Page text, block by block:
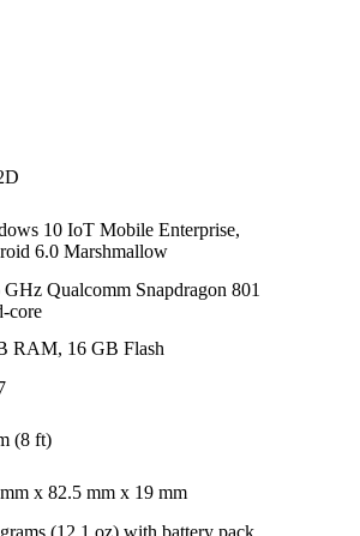
10 IoT Mobile Enterprise,
6.0 Marshmallow
GHz Qualcomm Snapdragon 801
core
RAM, 16 GB Flash
(8 ft)
x 82.5 mm x 19 mm
(12.1 oz) with battery pack